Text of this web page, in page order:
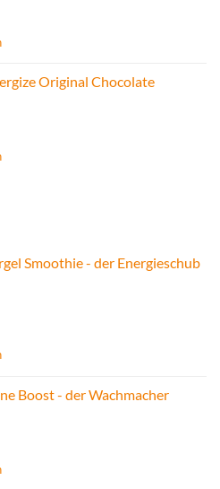
Original Chocolate
Smoothie - der Energieschub
Boost - der Wachmacher